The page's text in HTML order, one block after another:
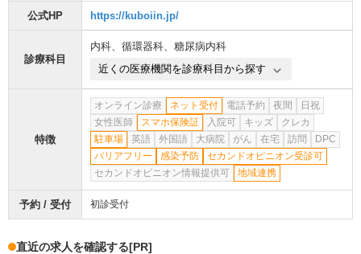
公式HP https://kuboiin.jp/
診療科目
内科、 循環器科、 糖尿病内科
近くの医療機関を診療科目から探す
特徴
オンライン診療 ネット受付 電話予約 夜間
日祝
女性医師
スマホ保険証 入院可 キッズ
クレカ
駐車場
英語 外国語 大病院 がん 在宅 訪問
DPC
バリアフリー
感染予防
セカンドオピニオン受診可
セカンドオピニオン情報提供可
地域連携
予約 / 受付 初診受付
直近の求人を確認する[PR]